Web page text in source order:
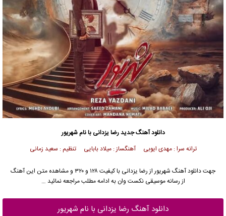
دانلود آهنگ جدیدرضا یزدانی با نام شهریور
ترانه سرا : مهدی ایوبی آهنگساز : میلاد بابایی تنظیم : سعید زمانی
جهت دانلود آهنگ شهریور از رضا یزدانی
با کیفیت ۱۲۸ و ۳۲۰ و مشاهده متن این آهنگ
از رسانه موسیقی نکست وان به ادامه مطلب مراجعه نمائید …
دانلود آهنگ رضا یزدانی با نام شهریور